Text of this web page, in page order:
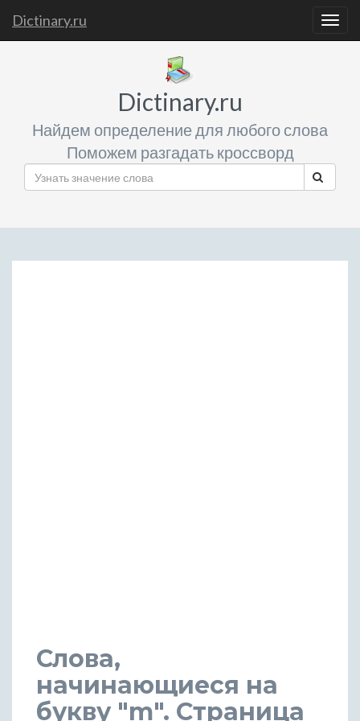
Dictinary.ru
Dictinary.ru
Найдем определение для любого слова
Поможем разгадать кроссворд
Слова,
начинающиеся на
букву "m". Страница